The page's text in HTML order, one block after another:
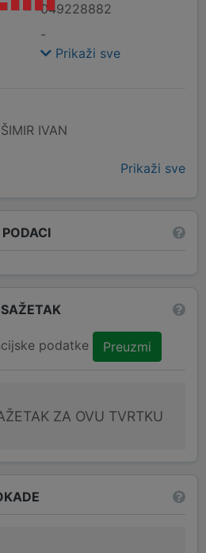
049228882
-
Prikaži sve
IVAN
Prikaži sve
podatke Preuzmi
ZA OVU TVRTKU